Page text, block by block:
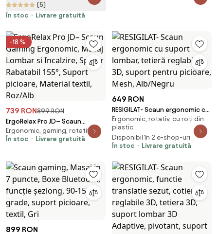
inaltime, piele PU, Negru
(5)
În stoc
Livrare gratuită
-18 %
739 RON899 RON
ErgoRelax Pro JD– Scaun
Gaming Ergonomic, Masaj
Lombar si Incalzire, Spătar
Material textil, Roz/Alb
Ergonomic, gaming, rotativ
În stoc
Livrare gratuită
649 RON
RESIGILAT- Scaun ergonomic cu
suport lombar, tetieră reglabilă
3D, suport pentru picioare,
Mesh, Alb/Negru
Ergonomic, rotativ, cu roți din
plastic
Disponibil în 2 e-shop-uri
În stoc
Livrare gratuită
899 RON